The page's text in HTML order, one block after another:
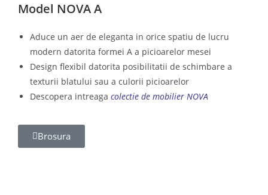
Model NOVA A
Aduce un aer de eleganta in orice spatiu de lucru
modern datorita formei A a picioarelor mesei
Design flexibil datorita posibilitatii de schimbare a
texturii blatului sau a culorii picioarelor
Descopera intreaga colectie de mobilier NOVA
Brosura